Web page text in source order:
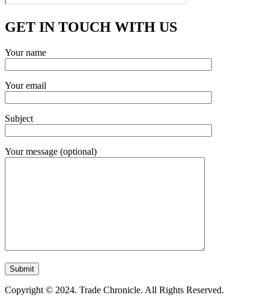
GET IN TOUCH WITH US
Your name
Your email
Subject
Your message (optional)
Copyright © 2024. Trade Chronicle. All Rights Reserved.